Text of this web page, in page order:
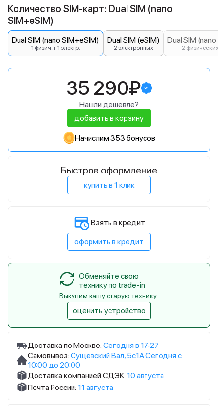
Доставка по Москве: Сегодня в 17:27
Самовывоз: Сущёвский Вал, 5с1АСегодня с
10:00 до 20:00
Доставка компанией СДЭК: 10 августа
Почта России: 11 августа
Количество SIM-карт: Dual SIM (nano
SIM+eSIM)
Dual SIM (nano SIM+eSIM)
1 физич. + 1 электр.
Dual SIM (eSIM)
2 электронных
Dual SIM
2 физических
35 290₽
Нашли дешевле?
добавить в корзину
Начислим 353 бонусов
Быстрое оформление
купить в 1 клик
Взять в кредит
оформить в кредит
Обменяйте свою
технику по trade-in
Выкупим вашу старую технику
оценить устройство